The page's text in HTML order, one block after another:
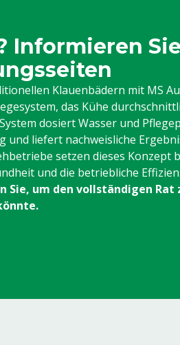
Informieren
Klauenbädern mit MS
das Kühe
dosiert Wasser und
liefert nachweisliche
setzen dieses Konzept
und die betriebliche
Sie, um den vollständigen Rat